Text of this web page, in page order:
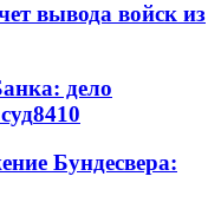
вывода войск из
дело
8410
Бундесвера: